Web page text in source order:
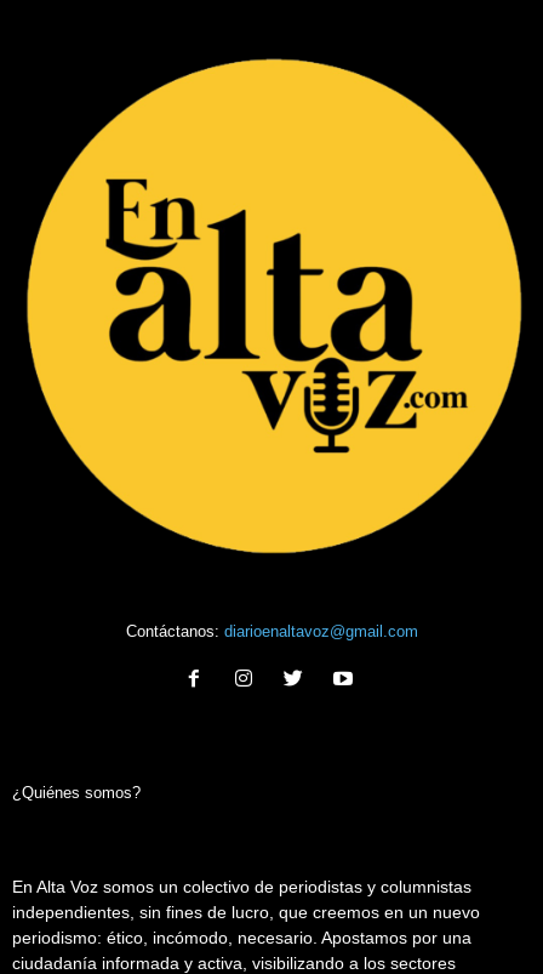
Contáctanos: diarioenaltavoz@gmail.com
¿Quiénes somos?
En Alta Voz somos un colectivo de periodistas y columnistas
independientes, sin fines de lucro, que creemos en un nuevo
periodismo: ético, incómodo, necesario. Apostamos por una
ciudadanía informada y activa, visibilizando a los sectores